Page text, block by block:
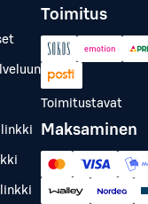
linkki
Toimitus
Toimitustavat
Maksaminen